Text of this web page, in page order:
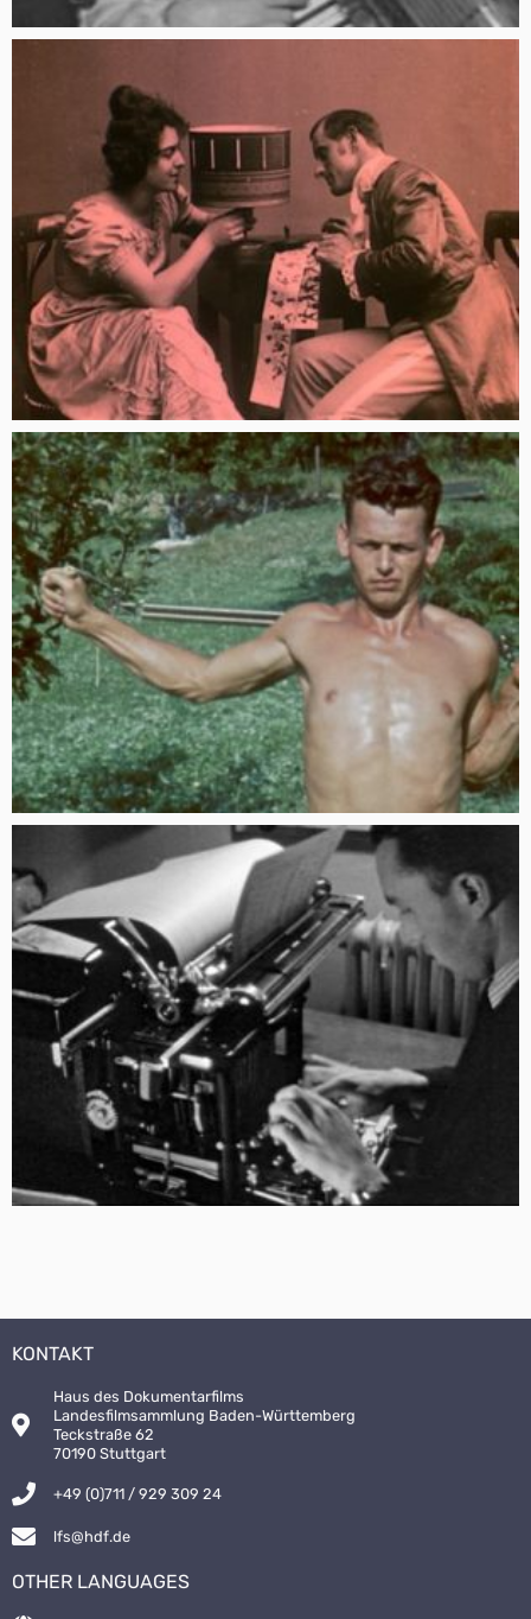
KONTAKT
Haus des Dokumentarfilms
Landesfilmsammlung Baden-Württemberg
Teckstraße 62
70190 Stuttgart
+49 (0)711 / 929 309 24
lfs@hdf.de
OTHER LANGUAGES